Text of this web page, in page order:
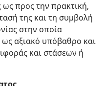
ως προς την πρακτική,
της και τη συμβολή
στην οποία
ως αξιακό υπόβαθρο και
και στάσεων ή